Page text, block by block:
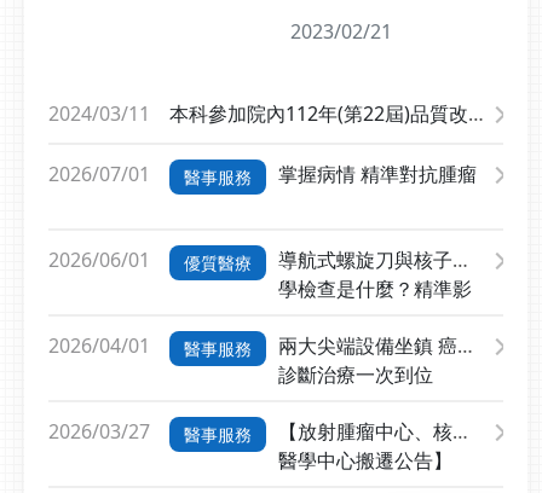
人十大死因統計，癌症已
康最大威脅，放射治療也
療方式發展，以提升整體
射範圍王銘志醫師指出，
肺部、肝臟等腫瘤會隨著
為避免漏照，需要預留較
大的照射範圍，因此正常
線劑量。智能螺旋刀可精
準鎖定腫瘤，縮小照射範
10.5 ng/ml，驟降至0.9
ng/ml），經抹片檢查也
無癌細胞，且未出現明顯
副作用，壓迫的直腸也恢
復正常功能，顯見治療方
分析，子宮頸癌周圍緊連
直腸和膀胱，當腫瘤進展
至一定程度，特別是在晚
期時，將會壓迫到一旁器
官，導致患者出現如排便
困難、頻尿、血尿等症
狀。該名婦人就是因為子
宮頸腫瘤擴大，壓迫到直
腸，導致排便困難問題。
任的帶領下，螃蟹圈成員
決問題，依據國內、國外
文獻佐證，擬定具體且可
了優化左側乳癌病患接受
改變現況並運用課題達成
型品管圈手法。導入乳房
斜板（breast
board），加上自創保麗
龍斜板，形成反向半側臥
位姿勢，做為乳癌術後放
射線治療之特殊治療技
術，增加心臟與治療靶體
積（乳房組織）距離，進
2023/02/21
2024/03/11
本科參加院內112年(第22屆)品質改
品管手法組『第一名』
2026/07/01 醫事服務 掌握病情 精準對抗腫瘤
2026/06/01 優質醫療
導航式螺旋刀與核子醫
學檢查是什麼？精準影
2026/04/01
醫事服務
兩大尖端設備坐鎮 癌症
診斷治療一次到位
2026/03/27 醫事服務
【放射腫瘤中心、核子
醫學中心搬遷公告】